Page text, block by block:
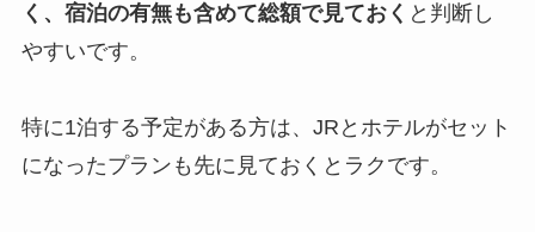
く、宿泊の有無も含めて総額で見ておく と判断し
やすいです。
特に1泊する予定がある方は、JRとホテルがセット
になったプランも先に見ておくとラクです。